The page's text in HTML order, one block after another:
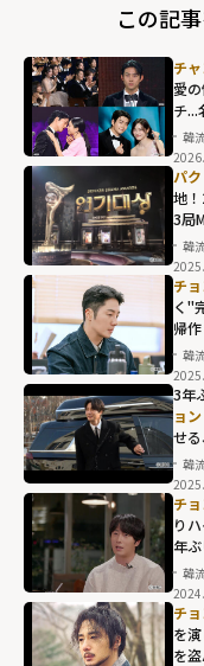
この記
テギョン(2PM)の
愛の告白、熱愛
が噂されたカ
ン・テオの甘い
スピーチ...名場面
が続々！2025年
のMBC・SBS・
KBS演技大賞
【受賞結果まと
め】"
width="304"
height="203"
loading="lazy"
fetchpriority="h
igh">
チ
愛
チ...
大賞
韓
パ
地
3局
韓
チ
く"
帰
韓
3年
ョ
せ
韓
チ
り
年
韓
チ
を
を盗